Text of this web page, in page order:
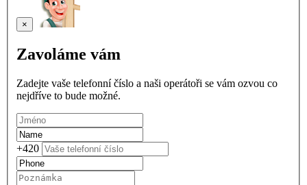
×
Zavoláme vám
Zadejte vaše telefonní číslo a naši operátoři se vám ozvou co
nejdříve to bude možné.
+420